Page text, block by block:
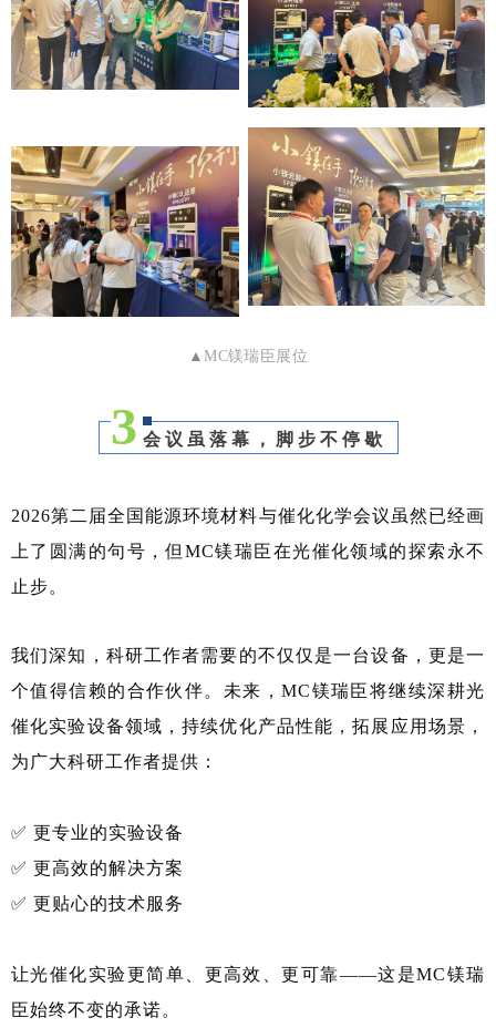
▲ MC镁瑞臣展位
3 会议虽落幕，脚步不停歇
2026第二届全国能源环境材料与催化化学会议虽然已经画
上了圆满的句号，但MC镁瑞臣在光催化领域的探索永不
止步。
我们深知，科研工作者需要的不仅仅是一台设备，更是一
个值得信赖的合作伙伴。未来，MC镁瑞臣将继续深耕光
催化实验设备领域，持续优化产品性能，拓展应用场景，
为广大科研工作者提供：
✅ 更专业的实验设备
✅ 更高效的解决方案
✅ 更贴心的技术服务
让光催化实验更简单、更高效、更可靠——这是MC镁瑞
臣始终不变的承诺。